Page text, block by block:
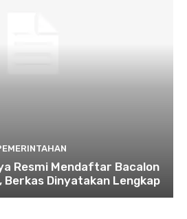
Resmi Mendaftar Bacalon
Berkas Dinyatakan Lengkap